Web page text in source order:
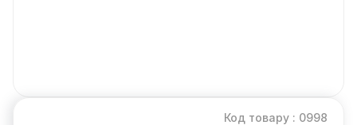
Код товару : 0998